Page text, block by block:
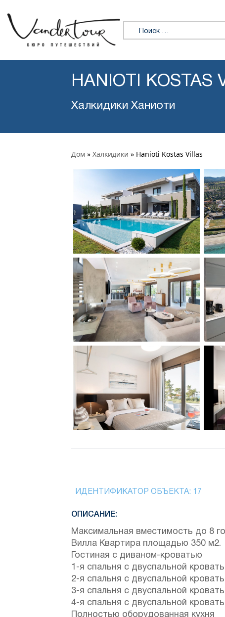
Искать:
HANIOTI KOSTAS
Халкидики Ханиоти
Дом » Халкидики » Hanioti Kostas Villas
ИДЕНТИФИКАТОР ОБЪЕКТА: 17
ОПИСАНИЕ:
Максимальная вместимость до 8
Вилла Квартира площадью 350 м2.
Гостиная с диваном-кроватью
1-я спальня с двуспальной
2-я спальня с двуспальной
3-я спальня с двуспальной
4-я спальня с двуспальной
Полностью оборудованная кухня